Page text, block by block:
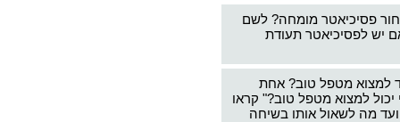
פסיכיאטר מומחה? לשם
יש לפסיכיאטר תעודת
למצוא מטפל טוב? אחת
למצוא מטפל טוב?" קראו
מה לשאול אותו בשיחה